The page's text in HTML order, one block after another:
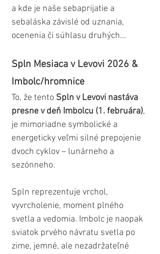
a kde je naše sebaprijatie a
sebaláska závislé od uznania,
ocenenia či súhlasu druhých...
Spln Mesiaca v Levovi 2026 &
Imbolc/hromnice
To, že tento Spln v Levovi nastáva
presne v deň Imbolcu (1. februára),
je mimoriadne symbolické a
energeticky veľmi silné prepojenie
dvoch cyklov – lunárneho a
sezónneho.
Spln reprezentuje vrchol,
vyvrcholenie, moment plného
svetla a vedomia. Imbolc je naopak
sviatok prvého návratu svetla po
zime, jemné, ale nezadržateľné